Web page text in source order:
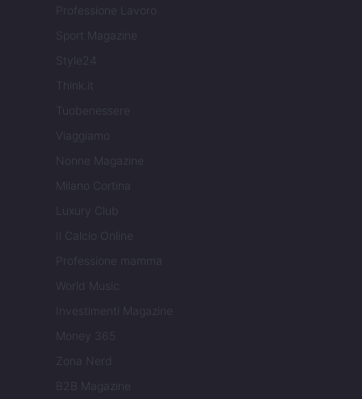
Professione Lavoro
Sport Magazine
Style24
Think.it
Tuobenessere
Viaggiamo
Nonne Magazine
Milano Cortina
Luxury Club
Il Calcio Online
Professione mamma
World Music
Investimenti Magazine
Money 365
Zona Nerd
B2B Magazine